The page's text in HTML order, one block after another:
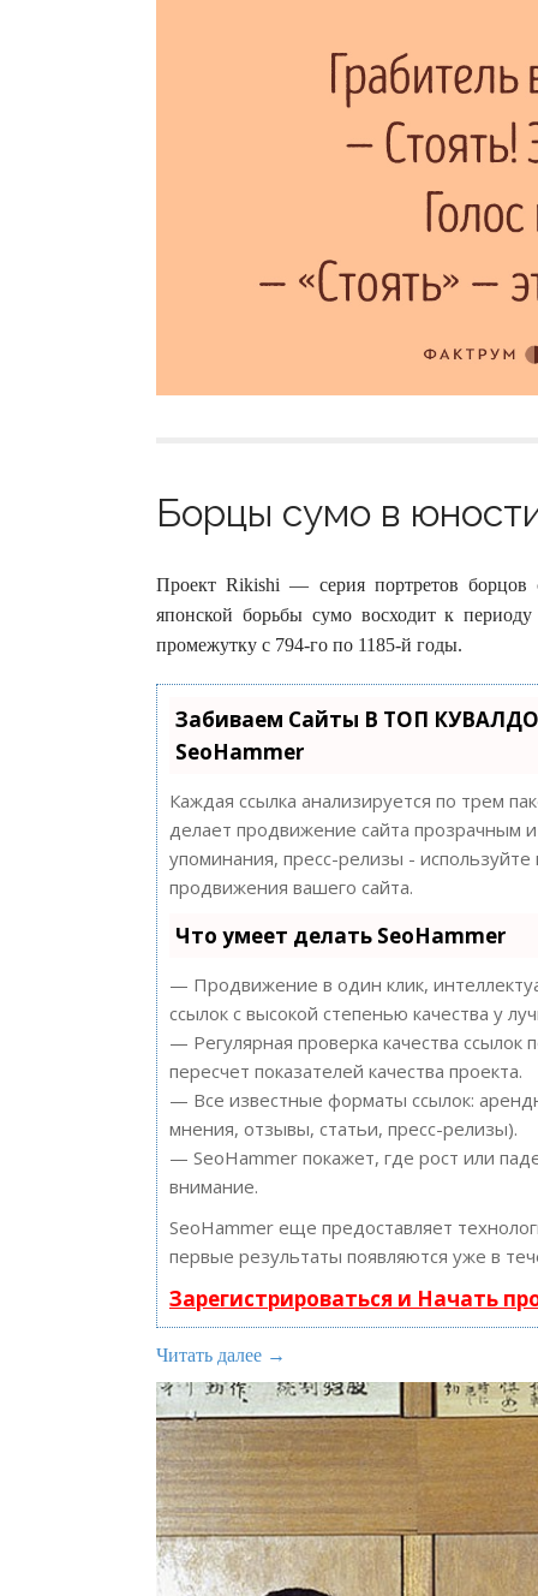
Борцы сумо в
Проект Rikishi — серия портретов
японской борьбы сумо восходит к
промежутку с 794-го по 1185-й годы.
Забиваем Сайты В ТОП
SeoHammer
Каждая ссылка анализируется по трем
делает продвижение сайта прозрачным
упоминания, пресс-релизы -
продвижения вашего сайта.
Что умеет делать SeoHammer
— Продвижение в один клик,
ссылок с высокой степенью качества у
— Регулярная проверка качества
пересчет показателей качества проекта.
— Все известные форматы ссылок:
мнения, отзывы, статьи, пресс-релизы).
— SeoHammer покажет, где рост или
внимание.
SeoHammer еще предоставляет
первые результаты появляются уже в
Зарегистрироваться и Начать
Читать далее →